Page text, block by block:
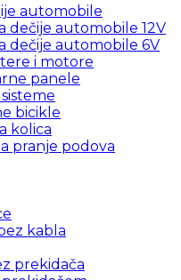
automobile
dečije automobile 12V
dečije automobile 6V
i motore
panele
bicikle
kolica
pranje podova
kabla
prekidača